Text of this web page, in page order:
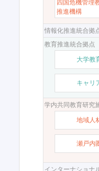
四国危機管理
推進機構
情報化推進統合拠
教育推進統合拠点
大学教
キャリ
学内共同教育研究
地域人
瀬戸内
インターナショナ